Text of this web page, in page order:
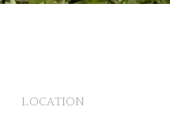
LOCATION